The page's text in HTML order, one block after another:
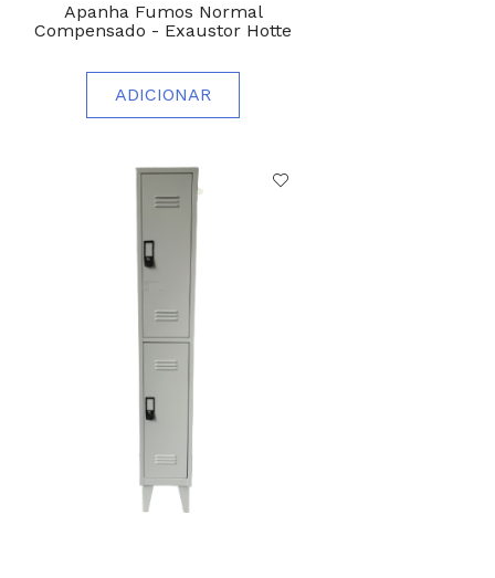
Apanha Fumos Normal
Compensado - Exaustor Hotte
ADICIONAR